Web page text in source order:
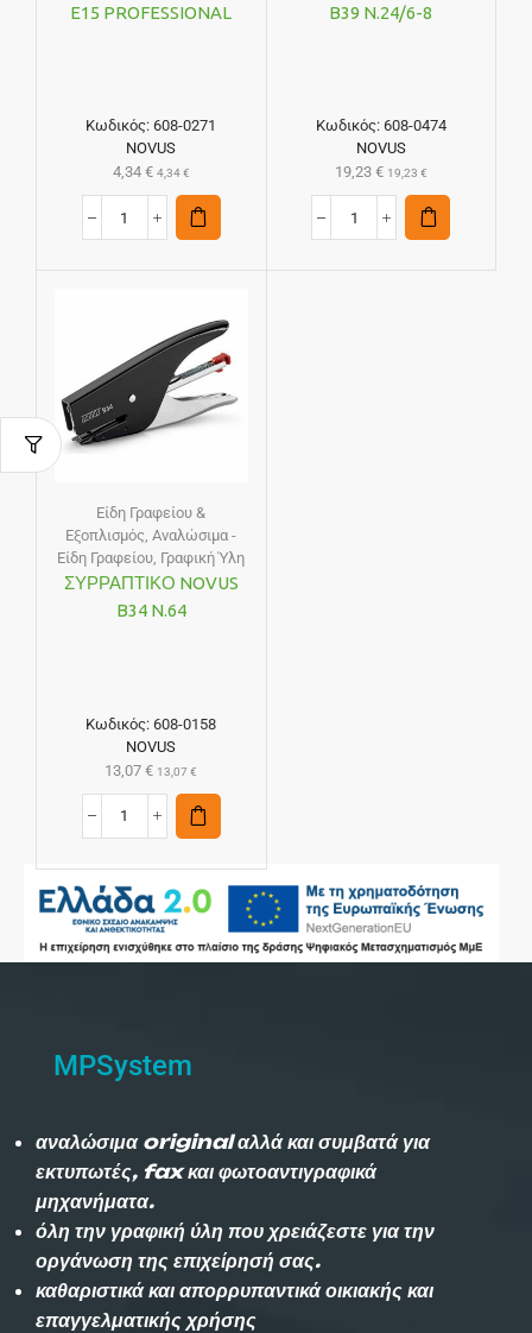
E15 PROFESSIONAL
Κωδικός:608-0271
NOVUS
4,34 € 4,34€
B39 N.24/6-8
Κωδικός: 608-0474
NOVUS
19,23 € 19,23 €
Είδη Γραφείου &
Εξοπλισμός ,Αναλώσιμα -
Είδη Γραφείου Γραφική Ύλη
ΣΥΡΡΑΠΤΙΚΟ NOVUS
B34 N.64
Κωδικός:608-0158
NOVUS
13,07€ 13,07€
MPSystem
αναλώσιμα original αλλά και συμβατά για
εκτυπωτές, fax και φωτοαντιγραφικά
μηχανήματα.
όλη την γραφική ύλη που χρειάζεστε για την
οργάνωση της επιχείρησή σας.
καθαριστικά και απορρυπαντικά οικιακής και
επαγγελματικής χρήσης